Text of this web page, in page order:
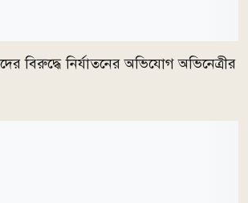
বিরুদ্ধে নির্যাতনের অভিযোগ অভিনেত্রীর